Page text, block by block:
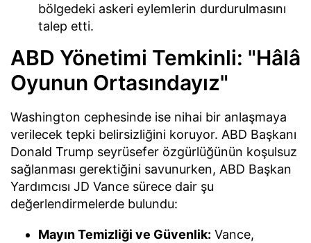
bölgedeki askeri eylemlerin durdurulmasını
talep etti.
ABD Yönetimi Temkinli: "Hâlâ
Oyunun Ortasındayız"
Washington cephesinde ise nihai bir anlaşmaya
verilecek tepki belirsizliğini koruyor. ABD Başkanı
Donald Trump seyrüsefer özgürlüğünün koşulsuz
sağlanması gerektiğini savunurken, ABD Başkan
Yardımcısı JD Vance sürece dair şu
değerlendirmelerde bulundu:
Mayın Temizliği ve Güvenlik: Vance,